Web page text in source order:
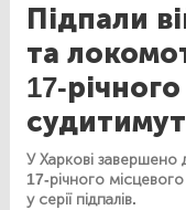
Підпали
та
17-
У Харкові завершено
17-річного
у серії підпалів.